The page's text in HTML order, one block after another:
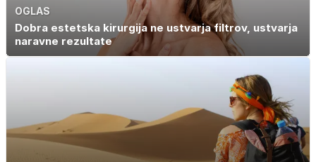
OGLAS
Dobra estetska kirurgija ne ustvarja filtrov, ustvarja
naravne rezultate